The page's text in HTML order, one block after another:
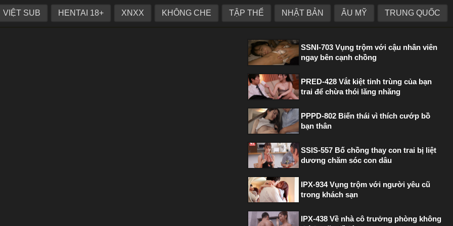
VIỆT SUB HENTAI 18+ XNXX KHÔNG CHE TẬP THỂ NHẬT BẢN ÂU MỸ TRUNG QUỐC
chung phòng PHIM HOT TRONG TUẦN
SSNI-703 Vụng trộm với cậu nhân viên
ngay bên cạnh chồng
PRED-428 Vắt kiệt tinh trùng của bạn
trai để chừa thói lăng nhăng
PPPD-802 Biến thái vì thích cướp bồ
bạn thân
SSIS-557 Bố chồng thay con trai bị liệt
dương chăm sóc con dâu
IPX-934 Vụng trộm với người yêu cũ
trong khách sạn
IPX-438 Về nhà cô trưởng phòng không